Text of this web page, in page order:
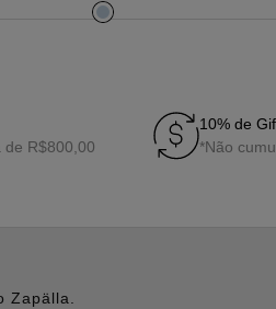
de R$800,00
10% de
*Não
Zapälla.